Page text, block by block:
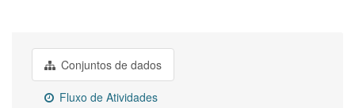
Conjuntos de dados
Fluxo de Atividades